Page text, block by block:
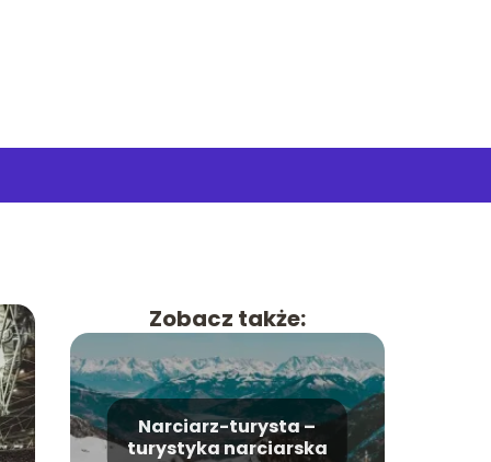
Zobacz także:
Narciarz-turysta –
turystyka narciarska